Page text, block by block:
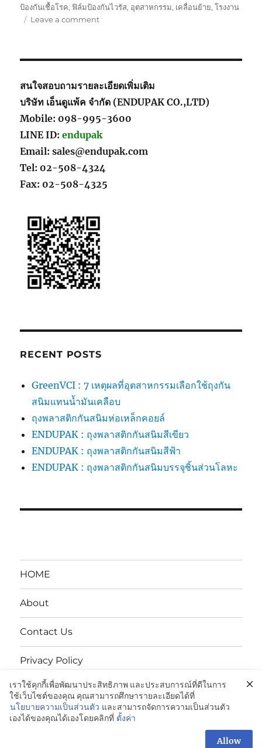
ป้องกันเชื้อโรค, ฟิล์มป้องกันไวรัส, อุตสาหกรรม, เคลื่อนย้าย,โรงงาน
Leave a commenton
ที่รัก
ใน
เรียบ
ง่าย
ดูแล
หนัง
(มี
กลิ่น
หอม)
สนใจสอบถามรายละเอียดเพิ่มเติม
บริษัท เอ็นดูแพ้ค จำกัด (ENDUPAK CO.,LTD)
Mobile: 098-995-3600
LINE ID:endupak
Email: sales@endupak.com
Tel: 02-508-4324
Fax: 02-508-4325
RECENT POSTS
GreenVCI : 7 เหตุผลที่อุตสาหกรรมเลือกใช้ถุงกัน
สนิมแทนน้ำมันเคลือบ
ถุงพลาสติกกันสนิมห่อเหล็กคอยล์
ENDUPAK : ถุงพลาสติกกันสนิมสีเขียว
ENDUPAK : ถุงพลาสติกกันสนิมสีฟ้า
ENDUPAK : ถุงพลาสติกกันสนิมบรรจุชิ้นส่วนโลหะ
HOME
About
Contact Us
Privacy Policy
นโยบายความเป็นส่วนตัว
ENDUPAK:VCI Anti-Rust Bags-ถุงกันสนิม: 098-995-3600
เราใช้คุกกี้เพื่อพัฒนาประสิทธิภาพ และประสบการณ์ที่ดีในการ
ใช้เว็บไซต์ของคุณ คุณสามารถศึกษารายละเอียดได้ที่
นโยบายความเป็นส่วนตัว และสามารถจัดการความเป็นส่วนตัว
เองได้ของคุณได้เองโดยคลิกที่ ตั้งค่า
Allow